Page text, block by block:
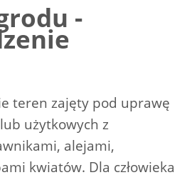
-
teren zajęty pod uprawę
użytkowych z
alejami,
kwiatów. Dla człowieka